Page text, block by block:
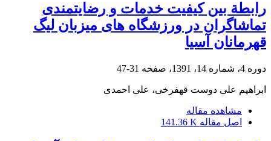
رابطة بین کیفیت خدمات و رضایتمندی
تماشاگران در ورزشگاه های میزبان لیگ
قهرمانان آسیا
دوره 4، شماره 14، 1391، صفحه 31-47
ابراهیم علی دوست قهفرخی، علی احمدی
مشاهده مقاله
اصل مقاله 141.36 K